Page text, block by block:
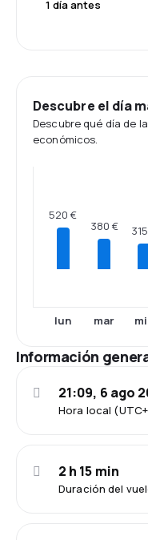
1 día antes
Descubre el día
Descubre qué día de
económicos.
520 €
lun
380 €
mar
Información
Hora local
21:09, 6 ago
Duración del
2 h 15 min